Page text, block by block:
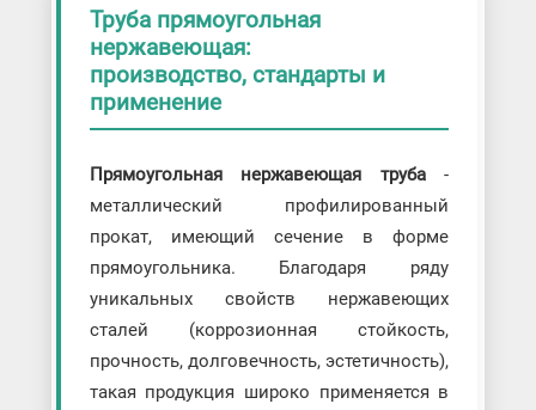
Труба прямоугольная
нержавеющая:
производство, стандарты и
применение
Прямоугольная нержавеющая труба-
металлический профилированный
прокат, имеющий сечение в форме
прямоугольника. Благодаря ряду
уникальных свойств нержавеющих
сталей (коррозионная стойкость,
прочность, долговечность, эстетичность),
такая продукция широко применяется в